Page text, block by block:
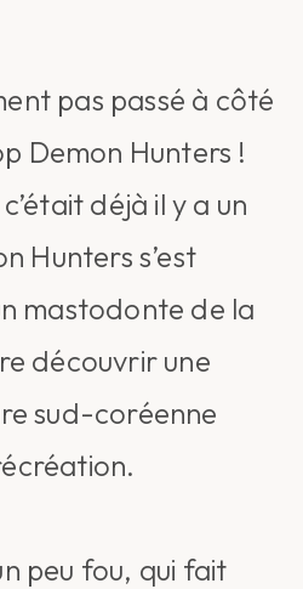
pas passé à côté
Demon Hunters !
déjà il y a un
Hunters s’est
mastodonte de la
découvrir une
sud-coréenne
peu fou, qui fait